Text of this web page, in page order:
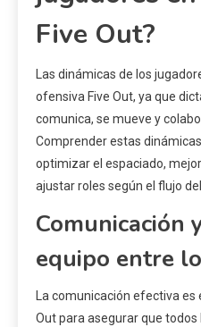
Five Out?
Las dinámicas de los
ofensiva Five Out, ya que
comunica, se mueve y
Comprender estas
optimizar el espaciado,
ajustar roles según el flujo
Comunicación
equipo entre
La comunicación efectiva es
Out para asegurar que